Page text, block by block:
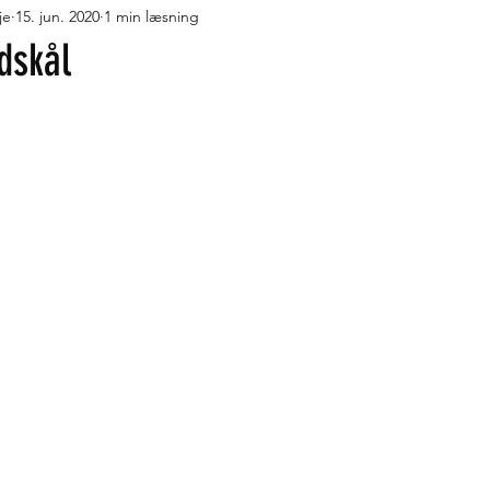
med fløde Desserter
15. jun. 2020 1 min læsning